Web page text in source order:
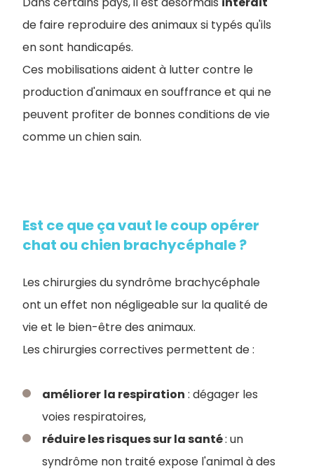
de faire reproduire des animaux si typés qu'ils
en sont handicapés.
Ces mobilisations aident à lutter contre le
production d'animaux en souffrance et qui ne
peuvent profiter de bonnes conditions de vie
comme un chien sain.
Est ce que ça vaut le coup opérer
chat ou chien brachycéphale ?
Les chirurgies du syndrôme brachycéphale
ont un effet non négligeable sur la qualité de
vie et le bien-être des animaux.
Les chirurgies correctives permettent de :
améliorer la respiration : dégager les
voies respiratoires,
réduire les risques sur la santé: un
syndrôme non traité expose l'animal à des